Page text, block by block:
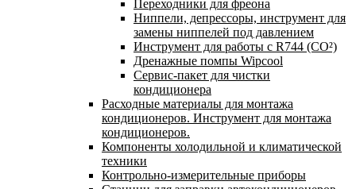
Переходники для фреона
Ниппели, депрессоры, инструмент для
замены ниппелей под давлением
Инструмент для работы с R744 (CO²)
Дренажные помпы Wipcool
Сервис-пакет для чистки
кондиционера
Расходные материалы для монтажа
кондиционеров. Инструмент для монтажа
кондиционеров.
Компоненты холодильной и климатической
техники
Контрольно-измерительные приборы